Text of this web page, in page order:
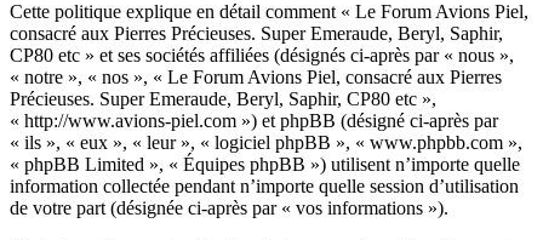
Cette politique explique en détail comment « Le Forum Avions Piel,
consacré aux Pierres Précieuses. Super Emeraude, Beryl, Saphir,
CP80 etc » et ses sociétés affiliées (désignés ci-après par « nous »,
« notre », « nos », « Le Forum Avions Piel, consacré aux Pierres
Précieuses. Super Emeraude, Beryl, Saphir, CP80 etc »,
« http://www.avions-piel.com ») et phpBB (désigné ci-après par
« ils », « eux », « leur », « logiciel phpBB », « www.phpbb.com »,
« phpBB Limited », « Équipes phpBB ») utilisent n’importe quelle
information collectée pendant n’importe quelle session d’utilisation
de votre part (désignée ci-après par « vos informations »).